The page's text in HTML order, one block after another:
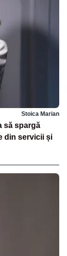
Stoica Marian
să spargă
din servicii și